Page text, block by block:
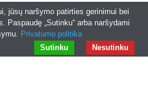
Interneto svetainių kūrimas
jūsų naršymo patirties gerinimui bei
Paspaudę „Sutinku“ arba naršydami
Privatumo politika
Nesutinku
Sutinku